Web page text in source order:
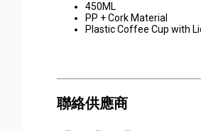
450ML
PP + Cork Material
Plastic Coffee Cup with
聯絡供應商